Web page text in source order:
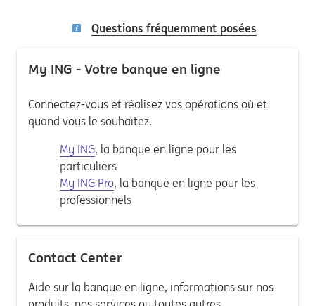
Questions fréquemment posées
My ING - Votre banque en ligne
Connectez-vous et réalisez vos opérations où et
quand vous le souhaitez.
My ING, la banque en ligne pour les
particuliers
My ING Pro, la banque en ligne pour les
professionnels
Contact Center
Aide sur la banque en ligne, informations sur nos